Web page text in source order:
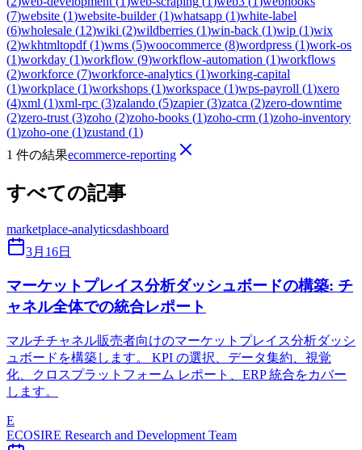
(7)website (1)website-builder(1)whatsapp (1)white-label
(6)wholesale (12)wiki (2)wildberries (1)win-back (1)wip (1)wix
(2)wkhtmltopdf(1)wms (5)woocommerce (8)wordpress (1)work-os
(1)workday (1)workflow (9)workflow-automation (1)workflows
(2)workforce (7)workforce-analytics (1)working-capital
(1)workplace (1)workshops (1)workspace (1)wps-payroll (1)xero
(4)xml (1)xml-rpc (3)zalando (5)zapier(3)zatca (2)zero-downtime
(2)zero-trust (3)zoho (2)zoho-books (1)zoho-crm (1)zoho-inventory
(1)zoho-one (1)zustand (1)
1 件の結果ecommerce-reporting
すべての記事
marketplace-analyticsdashboard
3月16日
マーケットプレイス分析ダッシュボードの構築: チ
ャネル全体での統合レポート
マルチチャネル販売者向けのマーケットプレイス分析ダッシ
ュボードを構築します。 KPI の選択、データ集約、視覚
化、クロスプラットフォーム レポート、ERP 統合をカバー
します。
E
ECOSIRE Research and Development Team